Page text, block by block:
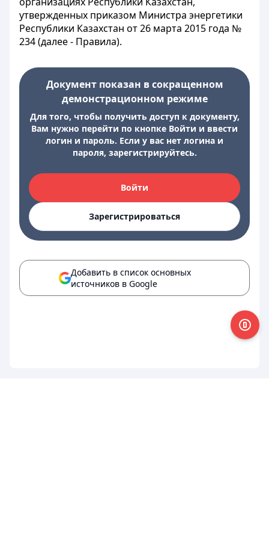
утвержденных приказом Министра энергетики
Республики Казахстан от 26 марта 2015 года №
234 (далее - Правила).
Документ показан в сокращенном
демонстрационном режиме
Для того, чтобы получить доступ к документу,
Вам нужно перейти по кнопке Войти и ввести
логин и пароль. Если у вас нет логина и
пароля, зарегистрируйтесь.
Войти
Зарегистрироваться
Добавить в список основных
источников в Google